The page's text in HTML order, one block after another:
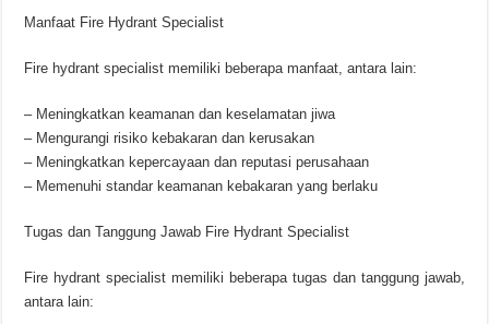
Manfaat Fire Hydrant Specialist
Fire hydrant specialist memiliki beberapa manfaat, antara lain:
– Meningkatkan keamanan dan keselamatan jiwa
– Mengurangi risiko kebakaran dan kerusakan
– Meningkatkan kepercayaan dan reputasi perusahaan
– Memenuhi standar keamanan kebakaran yang berlaku
Tugas dan Tanggung Jawab Fire Hydrant Specialist
Fire hydrant specialist memiliki beberapa tugas dan tanggung jawab,
antara lain: